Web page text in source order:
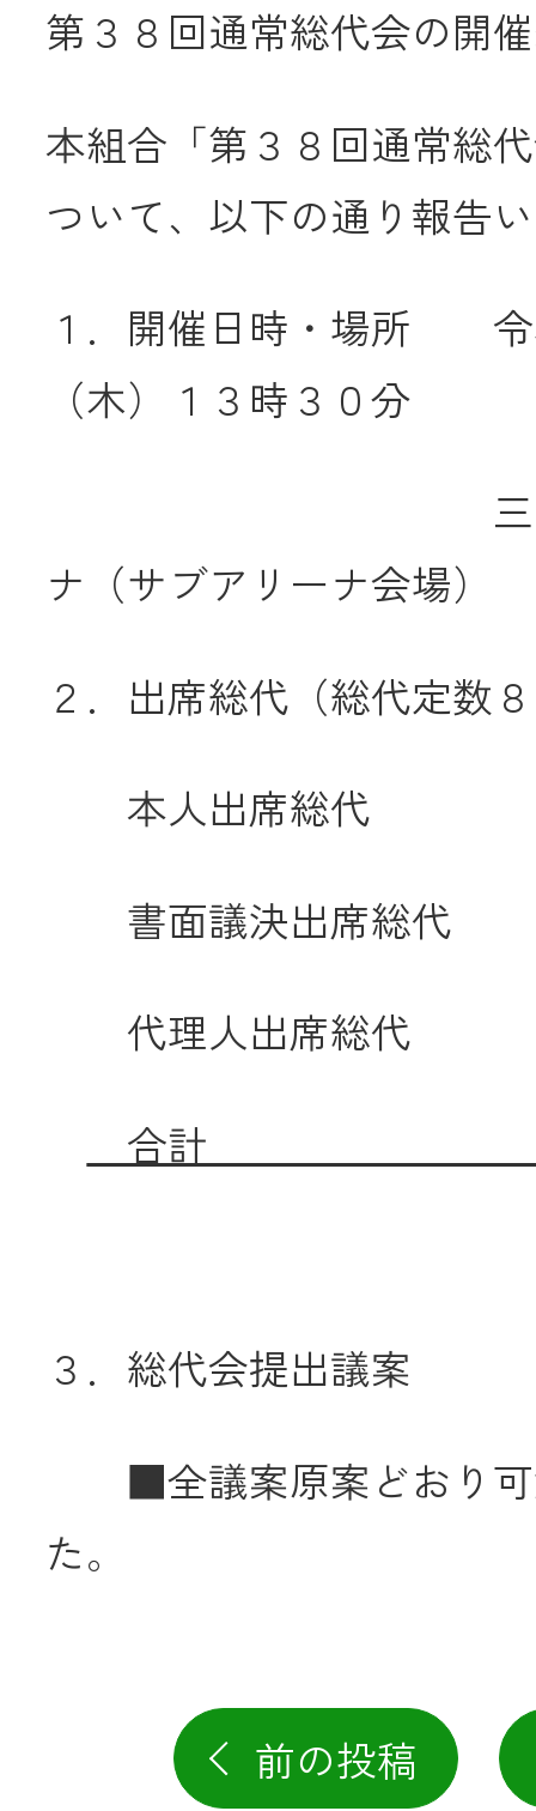
JAバンク
JA共済
くらし
JA伊勢について
店舗・ATM・
メールでのお
第３８回通常総代会の開
本組合「第３８回通常総
ついて、以下の通り報告
１．開催日時・場所 令
（木）１３時３０分
三重県営サ
ナ（サブアリーナ会場）
２．出席総代（総代定数
本人出席総代 ２
書面議決出席総代
代理人出席総
合計 ７３
３．総代会提出議案
■全議案原案どおり可
た。
前の投稿